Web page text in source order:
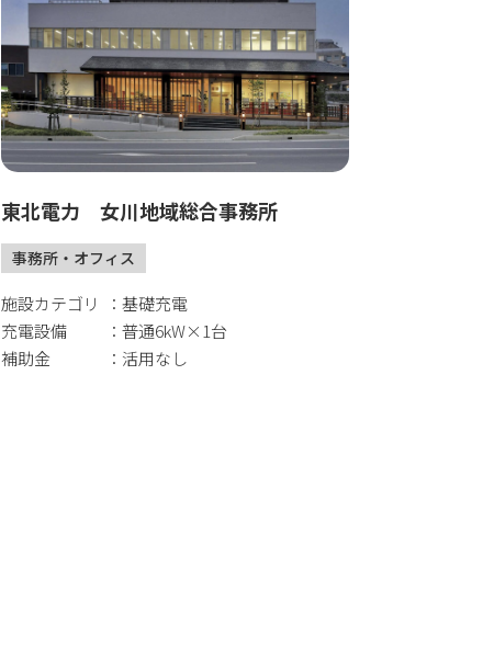
東北電力 女川地域総合事務所
事務所・オフィス
施設カテゴリ
基礎充電
充電設備
普通6kW×1台
補助金
活用なし